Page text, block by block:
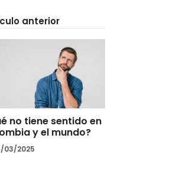
anterior
no tiene sentido en
y el mundo?
03/2025